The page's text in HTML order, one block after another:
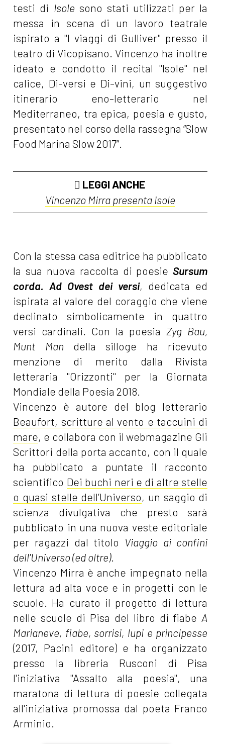
testi di Isole sono stati utilizzati per la
messa in scena di un lavoro teatrale
ispirato a "I viaggi di Gulliver" presso il
teatro di Vicopisano. Vincenzo ha inoltre
ideato e condotto il recital "Isole" nel
calice, Di-versi e Di-vini, un suggestivo
itinerario eno-letterario nel
Mediterraneo, tra epica, poesia e gusto,
presentato nel corso della rassegna “Slow
Food Marina Slow 2017”.
LEGGI ANCHE
Vincenzo Mirra presenta Isole
Con la stessa casa editrice ha pubblicato
la sua nuova raccolta di poesie Sursum
corda. Ad Ovest dei versi, dedicata ed
ispirata al valore del coraggio che viene
declinato simbolicamente in quattro
versi cardinali. Con la poesia Zyg Bau,
Munt Man della silloge ha ricevuto
menzione di merito dalla Rivista
letteraria "Orizzonti" per la Giornata
Mondiale della Poesia 2018.
Vincenzo è autore del blog letterario
Beaufort, scritture al vento e taccuini di
mare, e collabora con il webmagazine Gli
Scrittori della porta accanto, con il quale
ha pubblicato a puntate il racconto
scientifico Dei buchi neri e di altre stelle
o quasi stelle dell’Universo, un saggio di
scienza divulgativa che presto sarà
pubblicato in una nuova veste editoriale
per ragazzi dal titolo Viaggio ai confini
dell'Universo (ed oltre).
Vincenzo Mirra è anche impegnato nella
lettura ad alta voce e in progetti con le
scuole. Ha curato il progetto di lettura
nelle scuole di Pisa del libro di fiabe A
Marianeve, fiabe, sorrisi, lupi e principesse
(2017, Pacini editore) e ha organizzato
presso la libreria Rusconi di Pisa
l'iniziativa "Assalto alla poesia", una
maratona di lettura di poesie collegata
all'iniziativa promossa dal poeta Franco
Arminio.